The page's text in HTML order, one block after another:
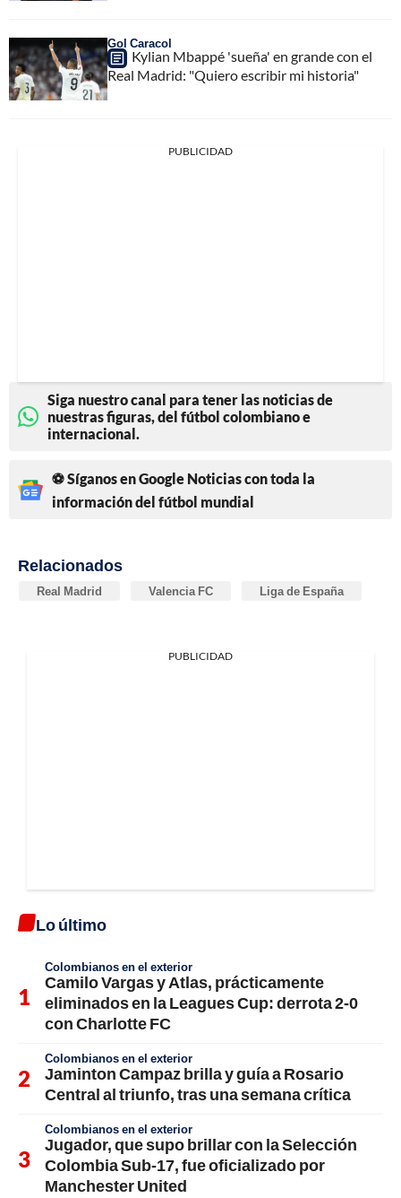
Gol Caracol
Kylian Mbappé 'sueña' en grande con el
Real Madrid: "Quiero escribir mi historia"
PUBLICIDAD
Siga nuestro canal para tener las noticias de
nuestras figuras, del fútbol colombiano e
internacional.
⚽ Síganos en Google Noticias con toda la
información del fútbol mundial
Relacionados
Real Madrid Valencia FC Liga de España
PUBLICIDAD
Lo último
Colombianos en el exterior
Camilo Vargas y Atlas, prácticamente
eliminados en la Leagues Cup: derrota 2-0
con Charlotte FC
Colombianos en el exterior
Jaminton Campaz brilla y guía a Rosario
Central al triunfo, tras una semana crítica
Colombianos en el exterior
Jugador, que supo brillar con la Selección
Colombia Sub-17, fue oficializado por
Manchester United